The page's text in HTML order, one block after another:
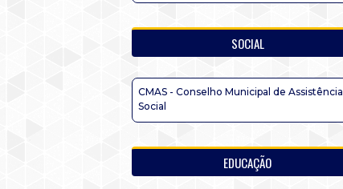
SOCIAL
CMAS - Conselho Municipal de Assistência
Social
EDUCAÇÃO